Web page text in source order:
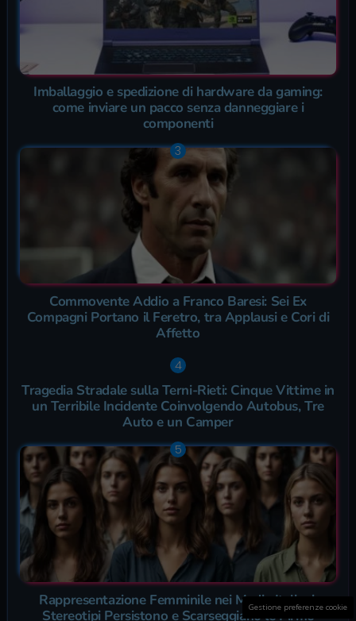
Imballaggio e spedizione di hardware da gaming:
come inviare un pacco senza danneggiare i
componenti
Commovente Addio a Franco Baresi: Sei Ex
Compagni Portano il Feretro, tra Applausi e Cori di
Affetto
Tragedia Stradale sulla Terni-Rieti: Cinque Vittime in
un Terribile Incidente Coinvolgendo Autobus, Tre
Auto e un Camper
Rappresentazione Femminile nei Media Italiani:
Stereotipi Persistono e Scarseggiano le Firme
Gestione preferenze cookie